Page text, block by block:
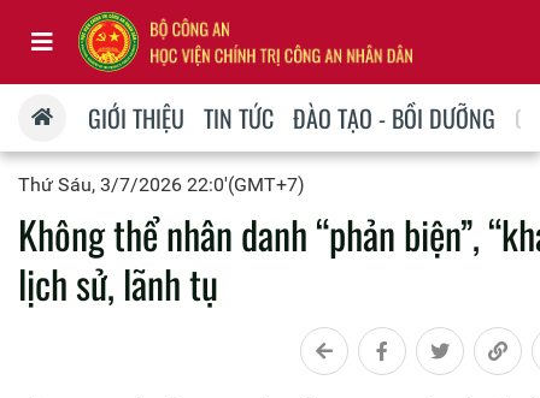
GIỚI THIỆU TIN TỨC ĐÀO TẠO - BỒI DƯỠNG
Thứ Sáu, 3/7/2026 22:0'(GMT+7)
Không thể nhân danh “phản biện”,
lịch sử, lãnh tụ